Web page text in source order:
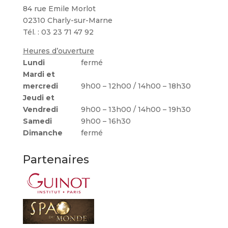
84 rue Emile Morlot
02310 Charly-sur-Marne
Tél. : 03 23 71 47 92
Heures d’ouverture
Lundi
fermé
Mardi et
mercredi
9h00 – 12h00 / 14h00 – 18h30
Jeudi et
Vendredi
9h00 – 13h00 / 14h00 – 19h30
Samedi
9h00 – 16h30
Dimanche
fermé
Partenaires